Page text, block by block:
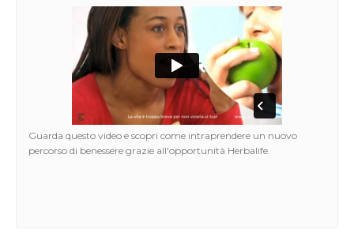
Guarda questo video e scopri come intraprendere un nuovo
percorso di benessere grazie all'opportunità Herbalife.